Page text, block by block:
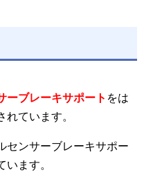
ーブレーキサポート をは
れています。
センサーブレーキサポー
います。